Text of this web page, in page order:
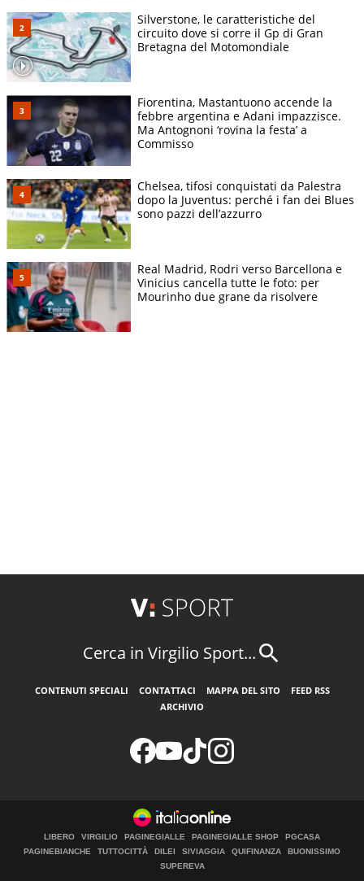
Silverstone, le caratteristiche del
circuito dove si corre il Gp di Gran
Bretagna del Motomondiale
Fiorentina, Mastantuono accende la
febbre argentina e Adani impazzisce.
Ma Antognoni ‘rovina la festa’ a
Commisso
Chelsea, tifosi conquistati da Palestra
dopo la Juventus: perché i fan dei Blues
sono pazzi dell’azzurro
Real Madrid, Rodri verso Barcellona e
Vinicius cancella tutte le foto: per
Mourinho due grane da risolvere
Cerca in Virgilio Sport...
CONTENUTI SPECIALI CONTATTACI MAPPA DEL SITO
FEED RSS
ARCHIVIO
LIBERO VIRGILIO PAGINEGIALLE PAGINEGIALLE SHOP
PGCASA
PAGINEBIANCHE
TUTTOCITTÀ DILEI SIVIAGGIA QUIFINANZA
BUONISSIMO
SUPEREVA